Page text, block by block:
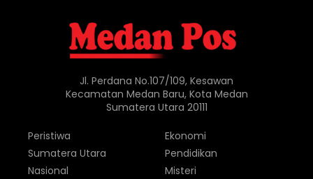
Jl. Perdana No.107/109, Kesawan
Kecamatan Medan Baru, Kota Medan
Sumatera Utara 20111
Peristiwa
Sumatera Utara
Nasional
Ekonomi
Pendidikan
Misteri